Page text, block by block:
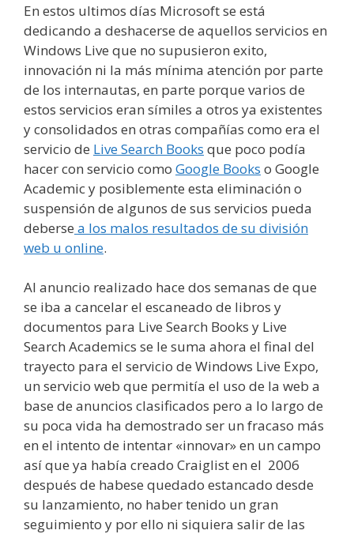
En estos ultimos días Microsoft se está
dedicando a deshacerse de aquellos servicios en
Windows Live que no supusieron exito,
innovación ni la más mínima atención por parte
de los internautas, en parte porque varios de
estos servicios eran símiles a otros ya existentes
y consolidados en otras compañías como era el
servicio de Live Search Books que poco podía
hacer con servicio como Google Books o Google
Academic y posiblemente esta eliminación o
suspensión de algunos de sus servicios pueda
deberse a los malos resultados de su división
web u online.
Al anuncio realizado hace dos semanas de que
se iba a cancelar el escaneado de libros y
documentos para Live Search Books y Live
Search Academics se le suma ahora el final del
trayecto para el servicio de Windows Live Expo,
un servicio web que permitía el uso de la web a
base de anuncios clasificados pero a lo largo de
su poca vida ha demostrado ser un fracaso más
en el intento de intentar «innovar» en un campo
así que ya había creado Craiglist en el 2006
después de habese quedado estancado desde
su lanzamiento, no haber tenido un gran
seguimiento y por ello ni siquiera salir de las